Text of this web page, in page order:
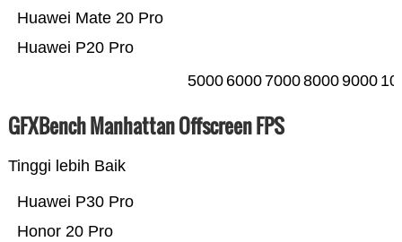
Huawei P20 Pro
Huawei Mate 20 Pro
5000 6000 700080009000
GFXBench Manhattan Offscreen FPS
Tinggi lebih Baik
Honor 20 Pro
Huawei P30 Pro